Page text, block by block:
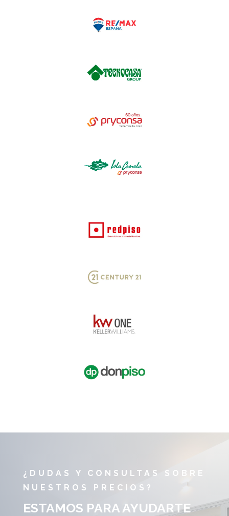
¿DUDAS Y CONSULTAS SOBRE
NUESTROS PRECIOS?
ESTAMOS PARA AYUDARTE